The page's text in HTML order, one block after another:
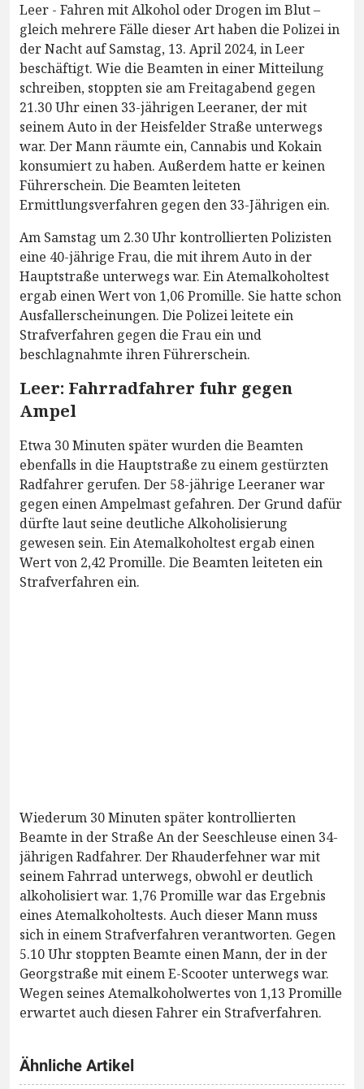
Leer - Fahren mit Alkohol oder Drogen im Blut –
gleich mehrere Fälle dieser Art haben die Polizei in
der Nacht auf Samstag, 13. April 2024, in Leer
beschäftigt. Wie die Beamten in einer Mitteilung
schreiben, stoppten sie am Freitagabend gegen
21.30 Uhr einen 33-jährigen Leeraner, der mit
seinem Auto in der Heisfelder Straße unterwegs
war. Der Mann räumte ein, Cannabis und Kokain
konsumiert zu haben. Außerdem hatte er keinen
Führerschein. Die Beamten leiteten
Ermittlungsverfahren gegen den 33-Jährigen ein.
Am Samstag um 2.30 Uhr kontrollierten Polizisten
eine 40-jährige Frau, die mit ihrem Auto in der
Hauptstraße unterwegs war. Ein Atemalkoholtest
ergab einen Wert von 1,06 Promille. Sie hatte schon
Ausfallerscheinungen. Die Polizei leitete ein
Strafverfahren gegen die Frau ein und
beschlagnahmte ihren Führerschein.
Leer: Fahrradfahrer fuhr gegen
Ampel
Etwa 30 Minuten später wurden die Beamten
ebenfalls in die Hauptstraße zu einem gestürzten
Radfahrer gerufen. Der 58-jährige Leeraner war
gegen einen Ampelmast gefahren. Der Grund dafür
dürfte laut seine deutliche Alkoholisierung
gewesen sein. Ein Atemalkoholtest ergab einen
Wert von 2,42 Promille. Die Beamten leiteten ein
Strafverfahren ein.
Wiederum 30 Minuten später kontrollierten
Beamte in der Straße An der Seeschleuse einen 34-
jährigen Radfahrer. Der Rhauderfehner war mit
seinem Fahrrad unterwegs, obwohl er deutlich
alkoholisiert war. 1,76 Promille war das Ergebnis
eines Atemalkoholtests. Auch dieser Mann muss
sich in einem Strafverfahren verantworten. Gegen
5.10 Uhr stoppten Beamte einen Mann, der in der
Georgstraße mit einem E-Scooter unterwegs war.
Wegen seines Atemalkoholwertes von 1,13 Promille
erwartet auch diesen Fahrer ein Strafverfahren.
Ähnliche Artikel